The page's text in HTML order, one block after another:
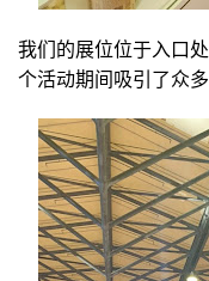
我们的展位位于入口
个活动期间吸引了众多